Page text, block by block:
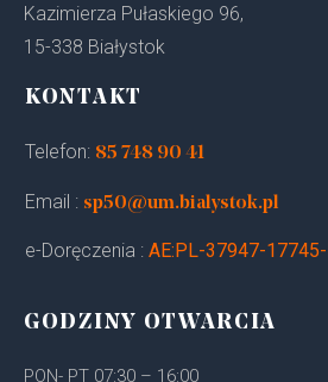
Kazimierza Pułaskiego 96,
15-338 Białystok
KONTAKT
Telefon: 85 748 90 41
Email : sp50@um.bialystok.pl
e-Doręczenia : AE:PL-37947-17745-
GODZINY OTWARCIA
PON- PT 07:30 – 16:00